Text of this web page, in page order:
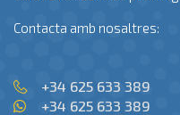
Contacta amb nosaltres:
+34 625 633 389
+34 625 633 389